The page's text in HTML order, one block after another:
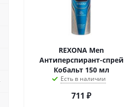
REXONA Men
Антиперспирант-спрей
Кобальт 150 мл
Есть в наличии
711 ₽